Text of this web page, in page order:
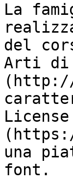
La
del
Arti di
una
font.